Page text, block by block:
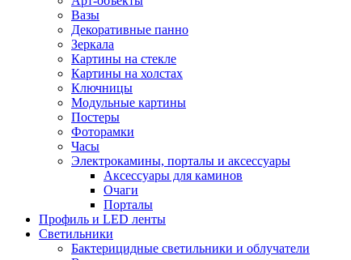
Вазы
Декоративные панно
Зеркала
Картины на стекле
Картины на холстах
Ключницы
Модульные картины
Постеры
Фоторамки
Часы
Электрокамины, порталы и аксессуары
Аксессуары для каминов
Очаги
Порталы
Профиль и LED ленты
Светильники
Бактерицидные светильники и облучатели